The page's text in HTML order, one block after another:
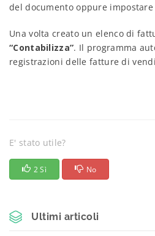
del documento oppure
Una volta creato un elenco di
“Contabilizza”. Il programma
registrazioni delle fatture di
E' stato utile?
2 Sì No
Ultimi articoli